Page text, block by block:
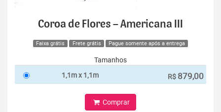
Coroa de Flores – Americana III
Faixa grátis Frete grátis Pague somente após a entrega
Tamanhos
1,1m x 1,1m
R$ 879,00
Comprar